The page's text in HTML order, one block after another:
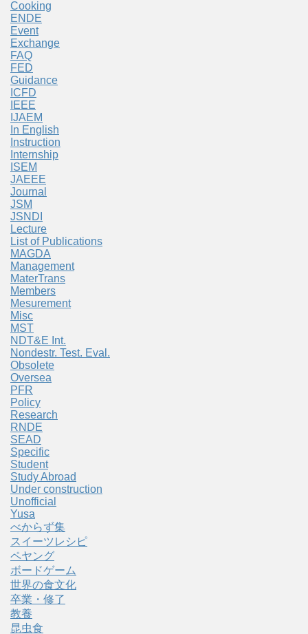
Cooking
ENDE
Event
Exchange
FAQ
FED
Guidance
ICFD
IEEE
IJAEM
In English
Instruction
Internship
ISEM
JAEEE
Journal
JSM
JSNDI
Lecture
List of Publications
MAGDA
Management
MaterTrans
Members
Mesurement
Misc
MST
NDT&E Int.
Nondestr. Test. Eval.
Obsolete
Oversea
PFR
Policy
Research
RNDE
SEAD
Specific
Student
Study Abroad
Under construction
Unofficial
Yusa
べからず集
スイーツレシピ
ペヤング
ボードゲーム
世界の食文化
卒業・修了
教養
昆虫食